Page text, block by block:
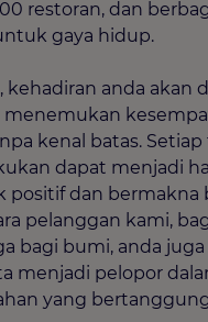
restoran, dan
gaya hidup.
kehadiran anda akan
menemukan
kenal batas.
dapat menjadi
positif dan bermakna
pelanggan kami,
bagi bumi, anda
menjadi pelopor
yang